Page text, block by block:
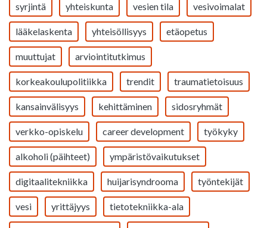
syrjintä yhteiskunta vesien tila vesivoimalat
lääkelaskenta yhteisöllisyys etäopetus
muuttujat arviointitutkimus
korkeakoulupolitiikka trendit traumatietoisuus
kansainvälisyys kehittäminen sidosryhmät
verkko-opiskelu career development työkyky
alkoholi (päihteet) ympäristövaikutukset
digitaalitekniikka huijarisyndrooma työntekijät
vesi yrittäjyys tietotekniikka-ala